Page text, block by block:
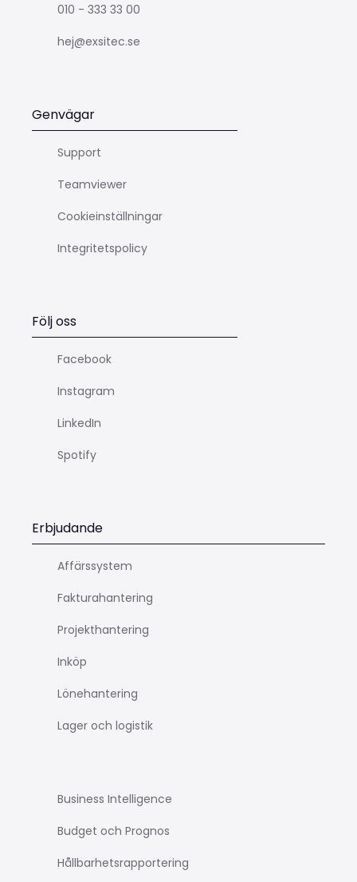
010 - 333 33 00
hej@exsitec.se
Genvägar
Support
Teamviewer
Cookieinställningar
Integritetspolicy
Följ oss
Facebook
Instagram
LinkedIn
Spotify
Erbjudande
Affärssystem
Fakturahantering
Projekthantering
Inköp
Lönehantering
Lager och logistik
Business Intelligence
Budget och Prognos
Hållbarhetsrapportering